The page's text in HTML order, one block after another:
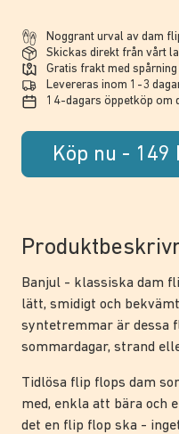
Noggrant urval av dam
Skickas direkt från vårt
Gratis frakt med
Levereras inom 1-3
14-dagars öppetköp om
Köp nu -
Banjul - klassiska dam
lätt, smidigt och
syntetremmar är dessa
sommardagar, strand
Tidlösa flip flops dam
med, enkla att bära och
det en flip flop ska -